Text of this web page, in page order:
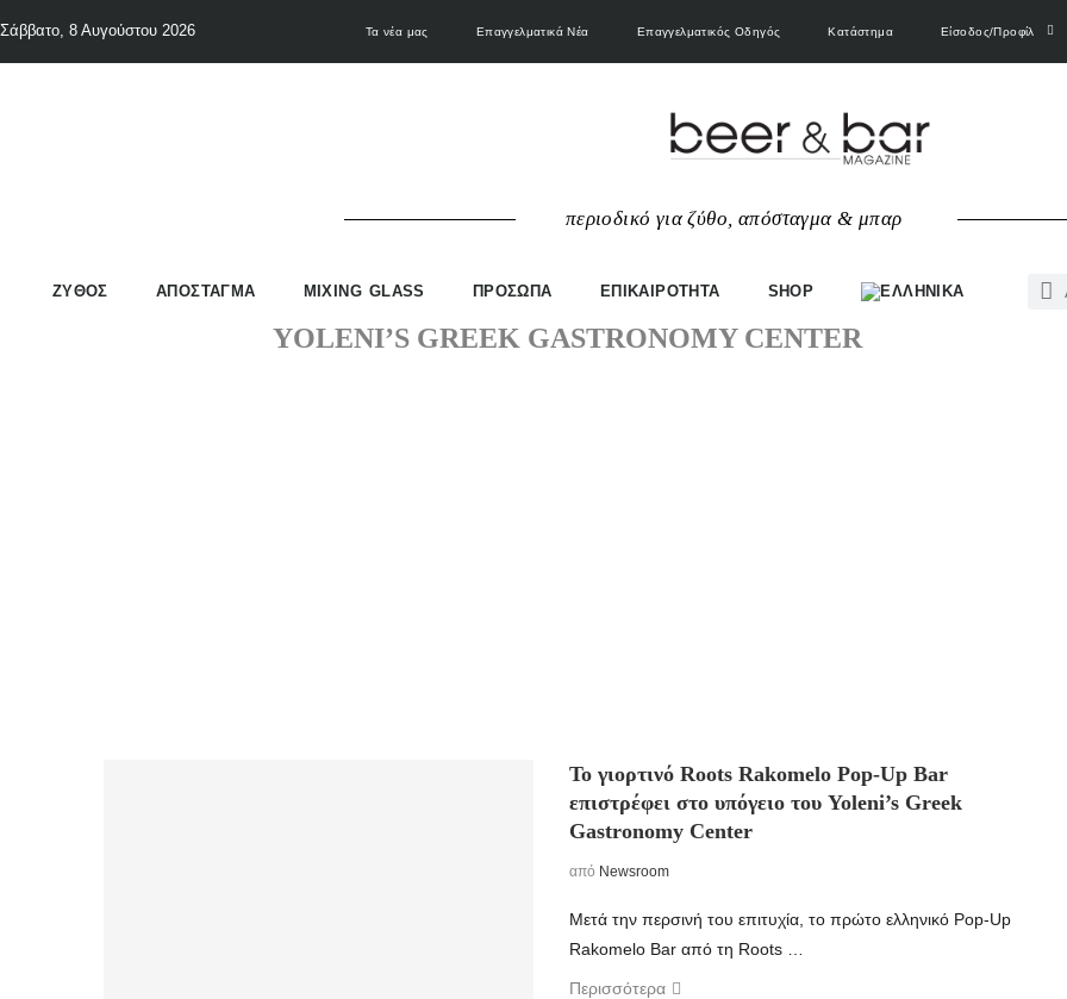
Σάββατο, 8 Αυγούστου 2026 Τα νέα μας Επαγγελματικά Νέα Επαγγελματικός Οδηγός Κατάστημα Είσοδος/Προφίλ
περιοδικό για ζύθο, απόσταγμα & μπαρ
ΖΥΘΟΣ ΑΠΟΣΤΑΓΜΑ MIXING GLASS ΠΡΟΣΩΠΑ ΕΠΙΚΑΙΡΟΤΗΤΑ SHOP
YOLENI’S GREEK GASTRONOMY CENTER
Το γιορτινό Roots Rakomelo Pop-Up Bar
επιστρέφει στο υπόγειο του Yoleni’s Greek
Gastronomy Center
από Newsroom
Μετά την περσινή του επιτυχία, το πρώτο ελληνικό Pop-Up
Rakomelo Bar από τη Roots …
Περισσότερα